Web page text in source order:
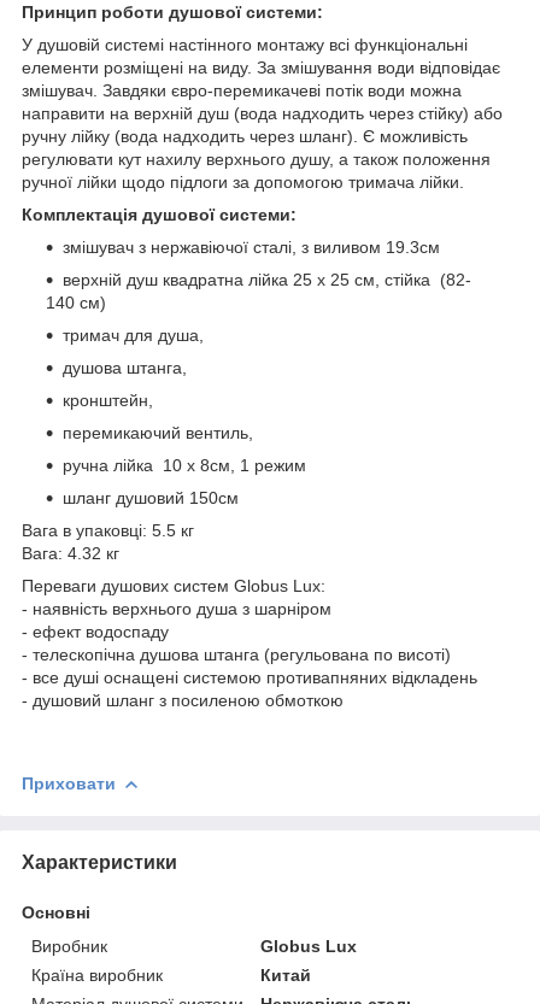
Принцип роботи душової системи:
У душовій системі настінного монтажу всі функціональні
елементи розміщені на виду. За змішування води відповідає
змішувач. Завдяки євро-перемикачеві потік води можна
направити на верхній душ (вода надходить через стійку) або
ручну лійку (вода надходить через шланг). Є можливість
регулювати кут нахилу верхнього душу, а також положення
ручної лійки щодо підлоги за допомогою тримача лійки.
Комплектація душової системи:
змішувач з нержавіючої сталі, з виливом 19.3см
верхній душ квадратна лійка 25 х 25 см, стійка (82-
140 см)
тримач для душа,
душова штанга,
кронштейн,
перемикаючий вентиль,
ручна лійка 10 х 8см, 1 режим
шланг душовий 150см
Вага в упаковці: 5.5 кг
Вага: 4.32 кг
Переваги душових систем Globus Lux:
- наявність верхнього душа з шарніром
- ефект водоспаду
- телескопічна душова штанга (регульована по висоті)
- все душі оснащені системою противапняних відкладень
- душовий шланг з посиленою обмоткою
Приховати
Характеристики
Основні
Виробник
Globus Lux
Країна виробник
Китай